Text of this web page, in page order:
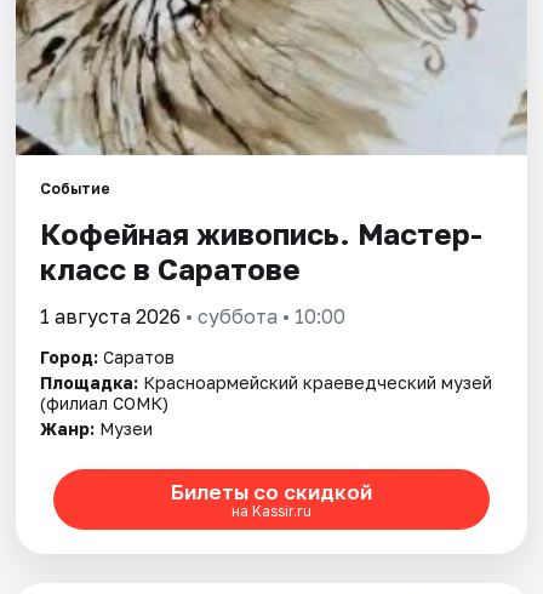
Событие
Кофейная живопись. Мастер-
класс в Саратове
1 августа 2026 • суббота • 10:00
Город: Саратов
Площадка: Красноармейский краеведческий музей
(филиал СОМК)
Жанр: Музеи
Билеты со скидкой
на Kassir.ru